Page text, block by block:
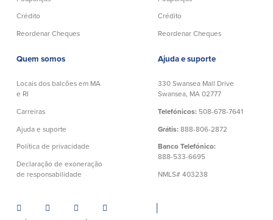
Crédito
Reordenar Cheques
Crédito
Reordenar Cheques
Quem somos
Locais dos balcões em MA
e RI
Carreiras
Ajuda e suporte
Política de privacidade
Declaração de exoneração
de responsabilidade
Ajuda e suporte
330 Swansea Mall Drive
Swansea, MA 02777
Telefónicos: 508-678-7641
Grátis: 888-806-2872
Banco Telefónico:
888-533-6695
NMLS# 403238